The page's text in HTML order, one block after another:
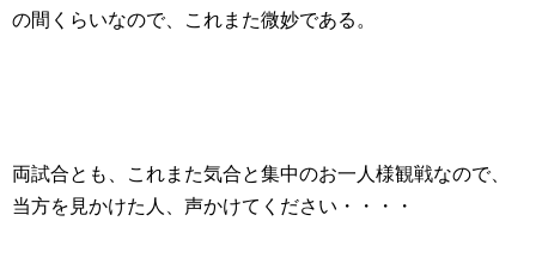
の間くらいなので、これまた微妙である。
両試合とも、これまた気合と集中のお一人様観戦なので、
当方を見かけた人、声かけてください・・・・